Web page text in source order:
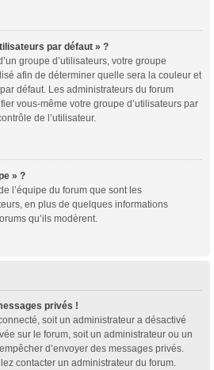
par défaut » ?
groupe d’utilisateurs, votre groupe
afin de déterminer quelle sera la couleur et
défaut. Les administrateurs du forum
vous-même votre groupe d’utilisateurs par
de l’utilisateur.
» ?
l’équipe du forum que sont les
en plus de quelques informations
qu’ils modèrent.
privés !
soit un administrateur a désactivé
sur le forum, soit un administrateur ou un
d’envoyer des messages privés.
contacter un administrateur du forum.